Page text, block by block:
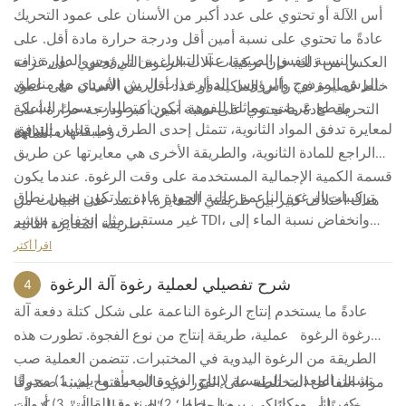
رأس الآلة أو تحتوي على عدد أكبر من الأسنان على عمود التحريك
عادةً ما تحتوي على نسبة أمين أقل ودرجة حرارة مادة أقل. على
العكس من ذلك، فإن تركيبات آلات الرغوة التي تحتوي على غرفة
خلط قصيرة في رأس الماكينة أو عدد أقل من الأسنان على عمود
التحريك عادةً ما تحتوي على نسبة أمين أكبر ودرجة حرارة أعلى
للمادة.
بالنسبة لنفس الصيغة، عند التبديل بين الرؤوس الدوارة ذات
الرش المزدوج والرؤوس الدوارة ذات الرش الفردي مع مناطق
مقطع عرضي مماثلة للفوهة، تكون متطلبات سمك الشبكة
وطبقاتها متشابهة.
لمعايرة تدفق المواد الثانوية، تتمثل إحدى الطرق في قياس التدفق
الراجع للمادة الثانوية، والطريقة الأخرى هي معايرتها عن طريق
قسمة الكمية الإجمالية المستخدمة على وقت الرغوة. عندما يكون
هناك اختلاف كبير بين طريقتي المعايرة، اعتمد على البيانات من
طريقة المعايرة الثانية.
تركيبات الرغوة الناعمة عالية الجودة عادة ما تكون ضمن نطاق
غير مستقر، مثل انخفاض مؤشر TDI، وانخفاض نسبة الماء إلى
اقرأ أكثر
4 شرح تفصيلي لعملية رغوة آلة الرغوة
عادةً ما يستخدم إنتاج الرغوة الناعمة على شكل كتلة دفعة آلة
رغوة الرغوة
عملية، طريقة إنتاج من نوع الفجوة. تطورت هذه
الطريقة من الرغوة اليدوية في المختبرات. تتضمن العملية صب
مواد التفاعل المختلطة على الفور في قالب مفتوح يشبه صندوقًا
تشمل المعدات الرئيسية لإنتاج الرغوة المعبأة ما يلي: 1) محرك